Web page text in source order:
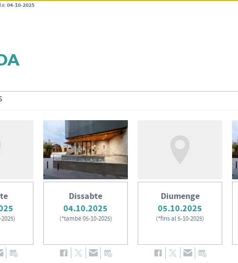
: 04-10-2025
)
Dissabte
04.10.2025
(*també 05-10-2025)
Diumenge
05.10.2025
(*fins al 5-10-2025)